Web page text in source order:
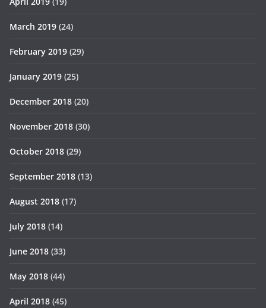
March 2019 (24)
February 2019 (29)
January 2019 (25)
December 2018 (20)
November 2018 (30)
October 2018 (29)
September 2018 (13)
August 2018 (17)
July 2018 (14)
June 2018 (33)
May 2018 (44)
April 2018 (45)